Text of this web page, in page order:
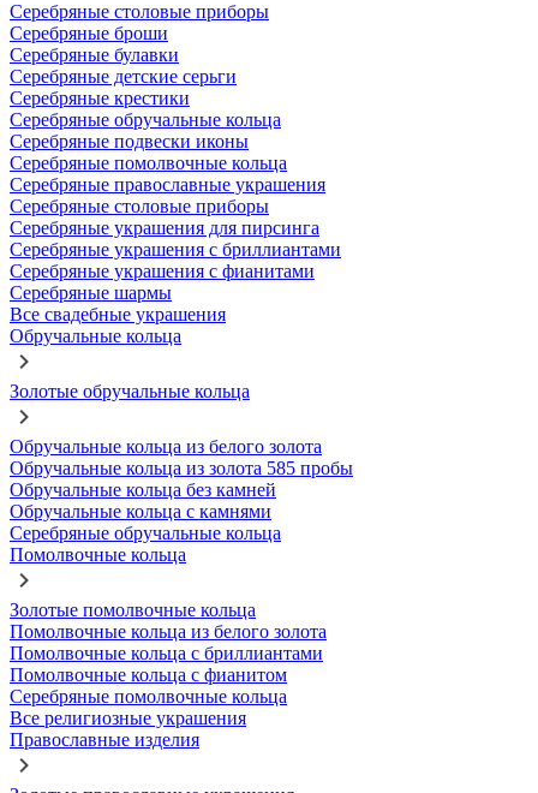
Серебряные столовые приборы
Серебряные броши
Серебряные булавки
Серебряные детские серьги
Серебряные крестики
Серебряные обручальные кольца
Серебряные подвески иконы
Серебряные помолвочные кольца
Серебряные православные украшения
Серебряные столовые приборы
Серебряные украшения для пирсинга
Серебряные украшения с бриллиантами
Серебряные украшения с фианитами
Серебряные шармы
Все свадебные украшения
Обручальные кольца
Золотые обручальные кольца
Обручальные кольца из белого золота
Обручальные кольца из золота 585 пробы
Обручальные кольца без камней
Обручальные кольца с камнями
Серебряные обручальные кольца
Помолвочные кольца
Золотые помолвочные кольца
Помолвочные кольца из белого золота
Помолвочные кольца с бриллиантами
Помолвочные кольца с фианитом
Серебряные помолвочные кольца
Все религиозные украшения
Православные изделия